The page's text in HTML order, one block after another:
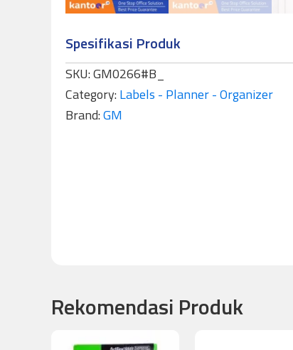
Spesifikasi Produk
SKU:GM0266#B_
Category: Labels - Planner - Organizer
Brand:GM
Rekomendasi Produk